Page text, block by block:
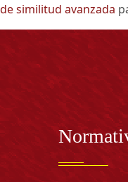
similitud avanzada